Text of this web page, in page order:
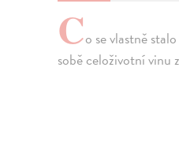
Co se vlastně
sobě celoživotní vinu